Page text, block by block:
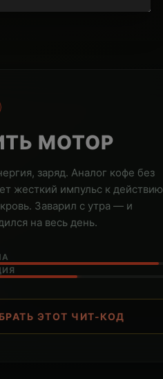
МОТОР
заряд. Аналог кофе без
жесткий импульс к действию
Заварил с утра — и
на весь день.
ЭТОТ ЧИТ-КОД